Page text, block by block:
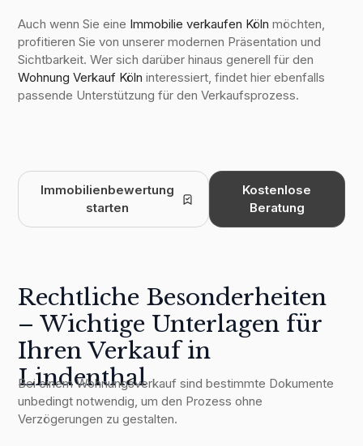
Auch wenn Sie eine Immobilie verkaufen Köln möchten,
profitieren Sie von unserer modernen Präsentation und
Sichtbarkeit. Wer sich darüber hinaus generell für den
Wohnung Verkauf Kölninteressiert, findet hier ebenfalls
passende Unterstützung für den Verkaufsprozess.
Immobilienbewertung
starten
Kostenlose
Beratung
Rechtliche Besonderheiten
– Wichtige Unterlagen für
Ihren Verkauf in
Lindenthal
Bei einem Wohnungsverkauf sind bestimmte Dokumente
unbedingt notwendig, um den Prozess ohne
Verzögerungen zu gestalten.